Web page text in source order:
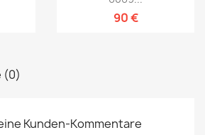
90 €
(0)
Kunden-Kommentare